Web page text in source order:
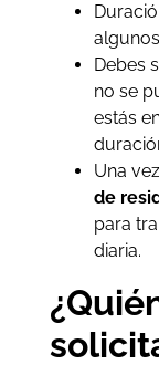
Debes
no se
estás
Una
de
para
diaria.